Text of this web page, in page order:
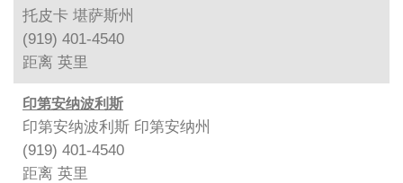
托皮卡 堪萨斯州
(919) 401-4540
距离 英里
印第安纳波利斯
印第安纳波利斯 印第安纳州
(919) 401-4540
距离 英里